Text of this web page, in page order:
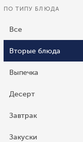
ПО ТИПУ БЛЮДА
Все
Вторые блюда
Выпечка
Десерт
Завтрак
Закуски